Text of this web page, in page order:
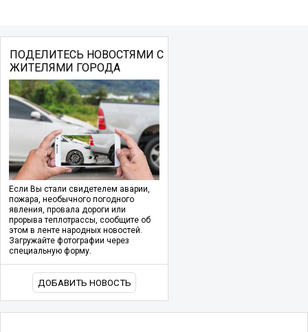
ПОДЕЛИТЕСЬ НОВОСТЯМИ С
ЖИТЕЛЯМИ ГОРОДА
Если Вы стали свидетелем аварии,
пожара, необычного погодного
явления, провала дороги или
прорыва теплотрассы, сообщите об
этом в ленте народных новостей.
Загружайте фотографии через
специальную форму.
ДОБАВИТЬ НОВОСТЬ